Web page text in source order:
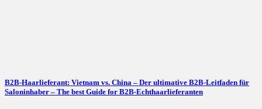
B2B-Haarlieferant: Vietnam vs. China – Der ultimative B2B-Leitfaden für
Saloninhaber – The best Guide for B2B-Echthaarlieferanten